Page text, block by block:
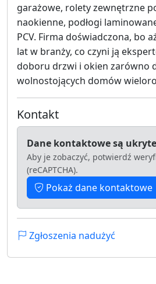
garażowe, rolety zewnętrzne
naokienne, podłogi
PCV. Firma doświadczona, bo
lat w branży, co czyni ją
doboru drzwi i okien zarówno
wolnostojących domów
Kontakt
Dane kontaktowe są ukryte
Aby je zobaczyć, potwierdź
(reCAPTCHA).
Pokaż dane kontaktowe
Zgłoszenia nadużyć